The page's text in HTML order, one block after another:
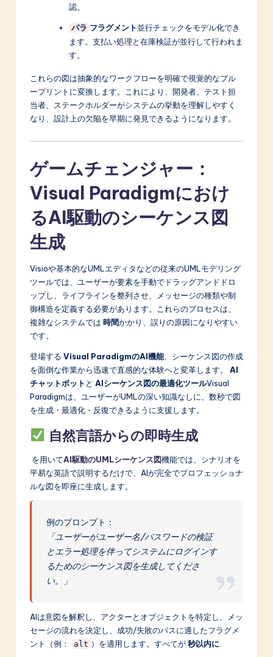
認。
パラ フラグメント並行チェックをモデル化でき
ます。支払い処理と在庫検証が並行して行われま
す。
これらの図は抽象的なワークフローを明確で視覚的なブル
ープリントに変換します。これにより、開発者、テスト担
当者、ステークホルダーがシステムの挙動を理解しやすく
なり、設計上の欠陥を早期に発見できるようになります。
ゲームチェンジャー：
Visual Paradigmにおけ
るAI駆動のシーケンス図
生成
Visioや基本的なUMLエディタなどの従来のUMLモデリング
ツールでは、ユーザーが要素を手動でドラッグアンドドロ
ップし、ライフラインを整列させ、メッセージの種類や制
御構造を定義する必要があります。これらのプロセスは、
複雑なシステムでは 時間かかり、誤りの原因になりやすい
です。
登場する Visual ParadigmのAI機能 、シーケンス図の作成
を面倒な作業から迅速で直感的な体験へと変革します。 AI
チャットボット と AIシーケンス図の最適化ツールVisual
Paradigmは、ユーザーがUMLの深い知識なしに、数秒で図
を生成・最適化・反復できるように支援します。
自然言語からの即時生成
を用いてAI駆動のUMLシーケンス図機能では、シナリオを
平易な英語で説明するだけで、AIが完全でプロフェッショナ
ルな図を即座に生成します。
例のプロンプト：
「ユーザーがユーザー名/パスワードの検証
とエラー処理を伴ってシステムにログインす
るためのシーケンス図を生成してくださ
い。」
AIは意図を解釈し、アクターとオブジェクトを特定し、メッ
セージの流れを決定し、成功/失敗のパスに適したフラグメ
ント（例：
alt ）を適用します。すべてが秒以内に